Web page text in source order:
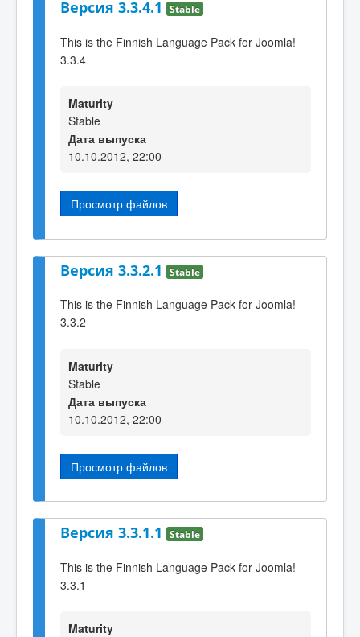
Версия 3.3.4.1 Stable
This is the Finnish Language Pack for Joomla!
3.3.4
Maturity
Stable
Дата выпуска
10.10.2012, 22:00
Просмотр файлов
Версия 3.3.2.1 Stable
This is the Finnish Language Pack for Joomla!
3.3.2
Maturity
Stable
Дата выпуска
10.10.2012, 22:00
Просмотр файлов
Версия 3.3.1.1 Stable
This is the Finnish Language Pack for Joomla!
3.3.1
Maturity